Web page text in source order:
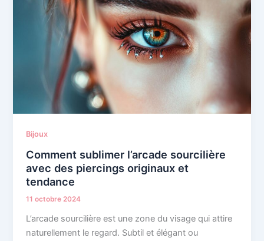
Bijoux
Comment sublimer l’arcade sourcilière
avec des piercings originaux et
tendance
11 octobre 2024
L’arcade sourcilière est une zone du visage qui attire
naturellement le regard. Subtil et élégant ou